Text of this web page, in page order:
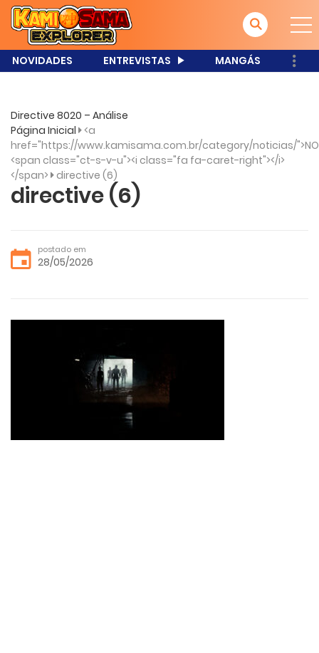
NOVIDADES ENTREVISTAS MANGÁS
Directive 8020 – Análise
Página Inicial <a
href="https://www.kamisama.com.br/category/noticias/
<span class="ct-s-v-u"><i class="fa fa-caret-right"></i>
</span> directive (6)
directive (6)
postado em
28/05/2026